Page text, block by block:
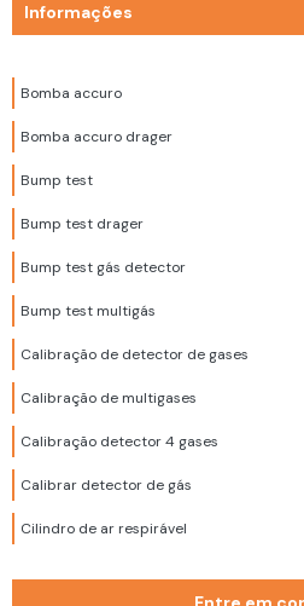
Informações
Bomba accuro
Bomba accuro drager
Bump test
Bump test drager
Bump test gás detector
Bump test multigás
Calibração de detector de gases
Calibração de multigases
Calibração detector 4 gases
Calibrar detector de gás
Cilindro de ar respirável